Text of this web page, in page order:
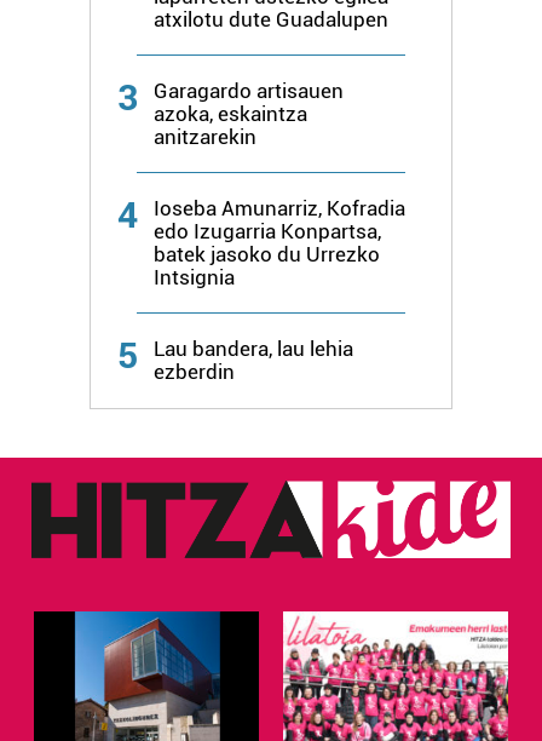
atxilotu dute Guadalupen
3
Garagardo artisauen
azoka, eskaintza
anitzarekin
4
Ioseba Amunarriz, Kofradia
edo Izugarria Konpartsa,
batek jasoko du Urrezko
Intsignia
5
Lau bandera, lau lehia
ezberdin